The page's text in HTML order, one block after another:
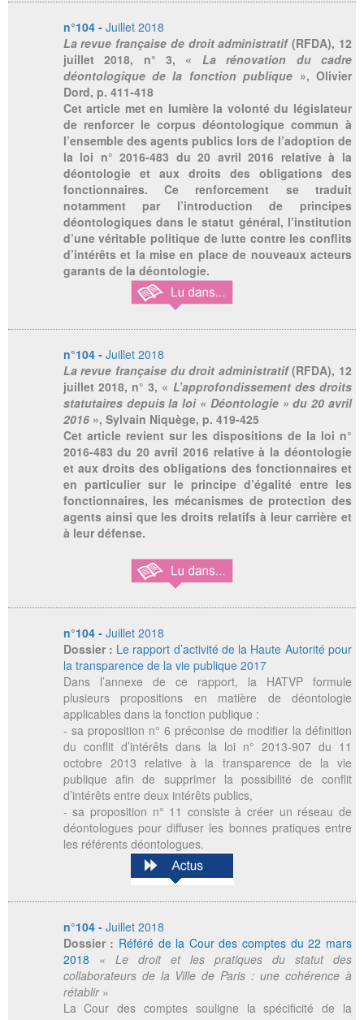
n°104 - Juillet 2018
La revue française de droit administratif(RFDA), 12
juillet 2018, n° 3, « La rénovation du cadre
déontologique de la fonction publique », Olivier
Dord, p. 411-418
Cet article met en lumière la volonté du législateur
de renforcer le corpus déontologique commun à
l’ensemble des agents publics lors de l’adoption de
la loi n° 2016-483 du 20 avril 2016 relative à la
déontologie et aux droits des obligations des
fonctionnaires. Ce renforcement se traduit
notamment par l’introduction de principes
déontologiques dans le statut général, l’institution
d’une véritable politique de lutte contre les conflits
d’intérêts et la mise en place de nouveaux acteurs
garants de la déontologie.
n°104 - Juillet 2018
La revue française du droit administratif(RFDA), 12
juillet 2018, n° 3, « L’approfondissement des droits
statutaires depuis la loi « Déontologie » du 20 avril
2016», Sylvain Niquège, p. 419-425
Cet article revient sur les dispositions de la loi n°
2016-483 du 20 avril 2016 relative à la déontologie
et aux droits des obligations des fonctionnaires et
en particulier sur le principe d’égalité entre les
fonctionnaires, les mécanismes de protection des
agents ainsi que les droits relatifs à leur carrière et
à leur défense.
n°104 - Juillet 2018
Dossier : Le rapport d’activité de la Haute Autorité pour
la transparence de la vie publique 2017
Dans l’annexe de ce rapport, la HATVP formule
plusieurs propositions en matière de déontologie
applicables dans la fonction publique :
- sa proposition n° 6 préconise de modifier la définition
du conflit d’intérêts dans la loi n° 2013-907 du 11
octobre 2013 relative à la transparence de la vie
publique afin de supprimer la possibilité de conflit
d’intérêts entre deux intérêts publics,
- sa proposition n° 11 consiste à créer un réseau de
déontologues pour diffuser les bonnes pratiques entre
les référents déontologues.
n°104 - Juillet 2018
Dossier : Référé de la Cour des comptes du 22 mars
2018 « Le droit et les pratiques du statut des
collaborateurs de la Ville de Paris : une cohérence à
rétablir»
La Cour des comptes souligne la spécificité de la